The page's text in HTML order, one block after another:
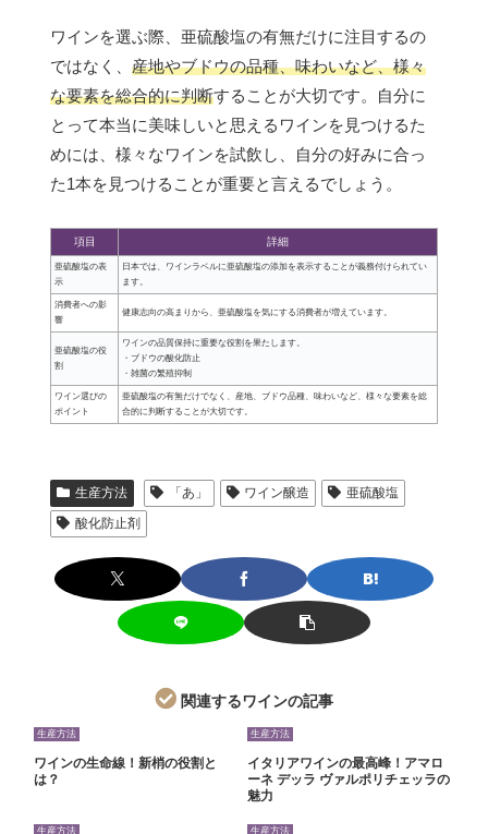
ワインを選ぶ際、亜硫酸塩の有無だけに注目するの
ではなく、 産地やブドウの品種、味わいなど、様々
な要素を総合的に判断することが大切です。自分に
とって本当に美味しいと思えるワインを見つけるた
めには、様々なワインを試飲し、自分の好みに合っ
た1本を見つけることが重要と言えるでしょう。
項目 詳細
亜硫酸塩の表
示
日本では、ワインラベルに亜硫酸塩の添加を表示することが義務付けられてい
ます。
消費者への影
響
健康志向の高まりから、亜硫酸塩を気にする消費者が増えています。
亜硫酸塩の役
割
ワインの品質保持に重要な役割を果たします。
・ブドウの酸化防止
・雑菌の繁殖抑制
ワイン選びの
ポイント
亜硫酸塩の有無だけでなく、産地、ブドウ品種、味わいなど、様々な要素を総
合的に判断することが大切です。
生産方法 「あ」 ワイン醸造
亜硫酸塩
酸化防止剤
関連するワインの記事
生産方法
ワインの生命線！新梢の役割と
は？
生産方法
イタリアワインの最高峰！アマロ
ーネ デッラ ヴァルポリチェッラの
魅力
生産方法 生産方法